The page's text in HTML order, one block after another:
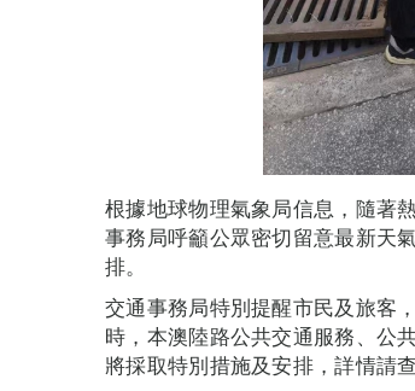
根據地球物理氣象局信息，隨著
事務局呼籲公眾密切留意最新天
排。
交通事務局特別提醒市民及旅客
時，本澳陸路公共交通服務、公
將採取特別措施及安排，詳情請